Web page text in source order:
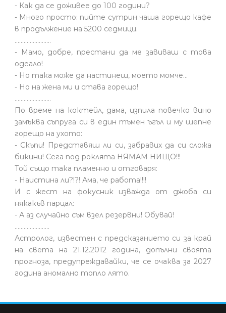
- Как да се доживее до 100 години?
- Много просто: пийте сутрин чаша горещо кафе
в продължение на 5200 седмици.
........................
- Мамо, добре, престани да ме завиваш с това
одеало!
- Но така може да настинеш, моето момче…
- Но на жена ми и става горещо!
........................
По време на коктейл, дама, изпила повечко вино
замъква съпруга си в един тъмен ъгъл и му шепне
горещо на ухото:
- Скъпи! Представяш ли си, забравих да си сложа
бикини! Сега под роклята НЯМАМ НИЩО!!!
Той също така пламенно и отговаря:
- Наистина ли?!?! Ама, че работа!!!!
И с жест на фокусник изважда от джоба си
някакъв парцал:
- А аз случайно съм взел резервни! Обувай!
.......................
Астролог, известен с предсказанието си за край
на света на 21.12.2012 година, допълни своята
прогноза, предупреждавайки, че се очаква за 2027
година аномално топло лято.